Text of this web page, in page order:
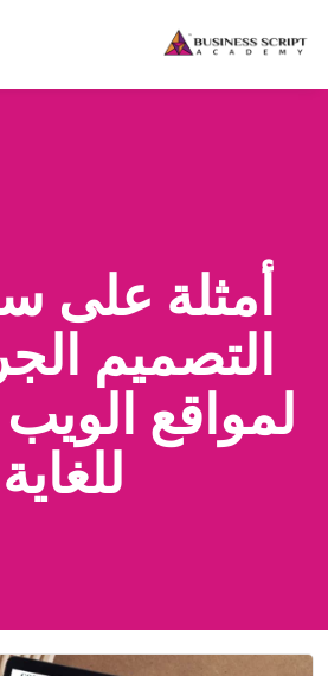
أمثلة على
التصميم
لمواقع
للغاية